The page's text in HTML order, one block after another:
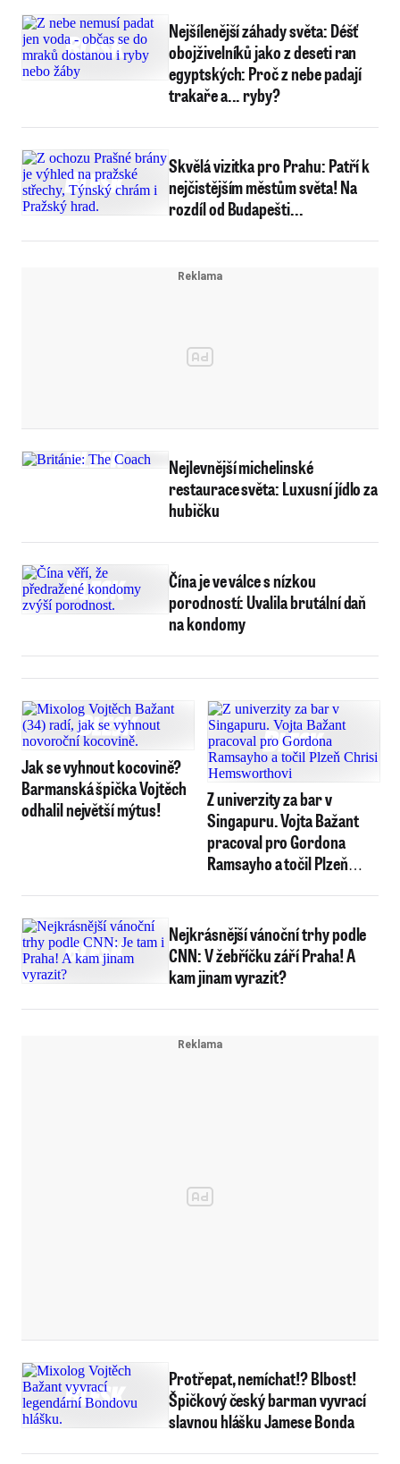
Nejšílenější záhady světa: Déšť
obojživelníků jako z deseti ran
egyptských: Proč z nebe padají
trakaře a... ryby?
Skvělá vizitka pro Prahu: Patří k
nejčistějším městům světa! Na
rozdíl od Budapešti...
Nejlevnější michelinské
restaurace světa: Luxusní jídlo za
hubičku
Čína je ve válce s nízkou
porodností: Uvalila brutální daň
na kondomy
Jak se vyhnout kocovině?
Barmanská špička Vojtěch
odhalil největší mýtus!
Z univerzity za bar v
Singapuru. Vojta Bažant
pracoval pro Gordona
Ramsayho a točil Plzeň
Nejkrásnější vánoční trhy podle
CNN: V žebříčku září Praha! A
kam jinam vyrazit?
Protřepat, nemíchat!? Blbost!
Špičkový český barman vyvrací
slavnou hlášku Jamese Bonda